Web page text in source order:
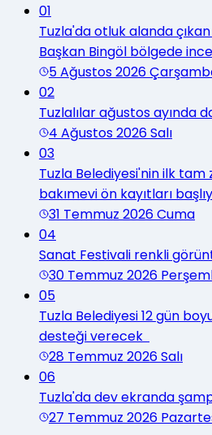
01
Tuzla'da otluk alanda
Başkan Bingöl bölgede
5 Ağustos 2026
02
Tuzlalılar ağustos ayında
4 Ağustos 2026 Salı
03
Tuzla Belediyesi'nin ilk tam
bakımevi ön kayıtları
31 Temmuz 2026 Cuma
04
Sanat Festivali renkli
30 Temmuz 2026
05
Tuzla Belediyesi 12 gün
desteği verecek
28 Temmuz 2026 Salı
06
Tuzla'da dev ekranda
27 Temmuz 2026